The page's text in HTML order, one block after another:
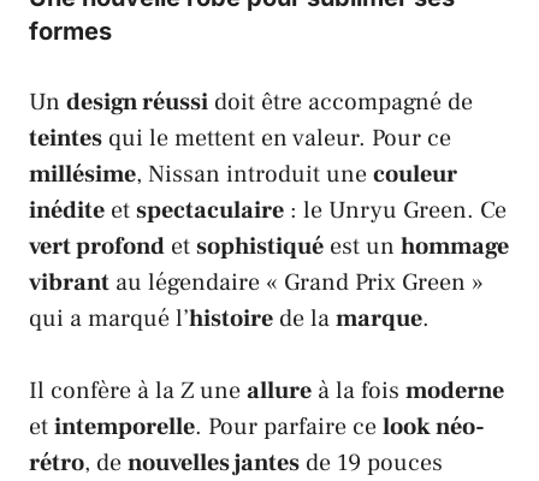
formes
Un design réussi doit être accompagné de
teintes qui le mettent en valeur. Pour ce
millésime, Nissan introduit unecouleur
inédite etspectaculaire : le Unryu Green. Ce
vert profond etsophistiqué est un hommage
vibrant au légendaire « Grand Prix Green »
qui a marqué l’histoire de lamarque.
Il confère à laZuneallure à la fois moderne
etintemporelle. Pour parfaire celook néo-
rétro, denouvelles jantes de 19 pouces